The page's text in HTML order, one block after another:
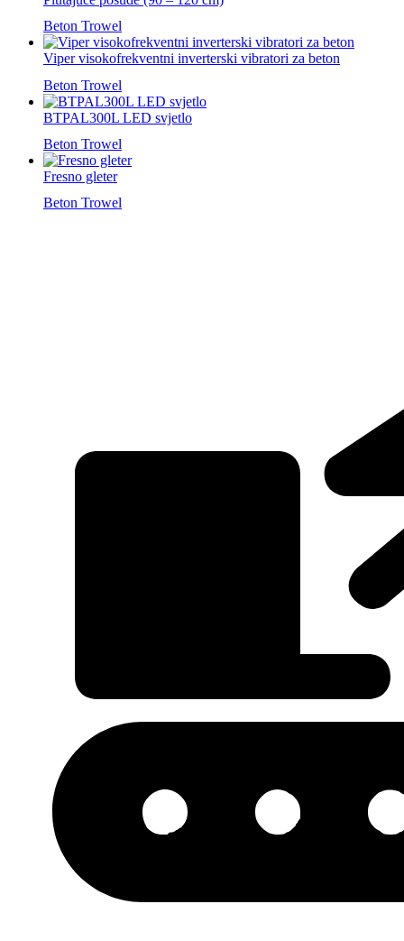
Beton Trowel
Viper visokofrekventni inverterski vibratori za beton
Beton Trowel
BTPAL300L LED svjetlo
Beton Trowel
Fresno gleter
Beton Trowel